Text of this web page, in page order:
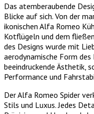
Das atemberaubende
Blicke auf sich. Von der
ikonischen Alfa Romeo
Kotflügeln und dem
des Designs wurde mit
aerodynamische Form
beeindruckende Ästhetik,
Performance und
Der Alfa Romeo Spider
Stils und Luxus. Jedes